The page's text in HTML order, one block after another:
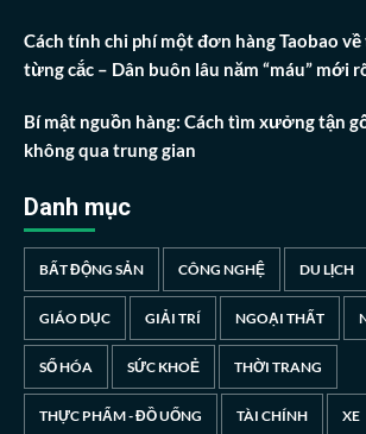
Cách tính chi phí một đơn hàng Taobao
từng cắc – Dân buôn lâu năm “máu” mới
Bí mật nguồn hàng: Cách tìm xưởng tận
không qua trung gian
Danh mục
BẤT ĐỘNG SẢN CÔNG NGHỆ DU LỊCH
GIÁO DỤC GIẢI TRÍ NGOẠI THẤT
SỐ HÓA SỨC KHOẺ THỜI TRANG
THỰC PHẨM - ĐỒ UỐNG TÀI CHÍNH XE